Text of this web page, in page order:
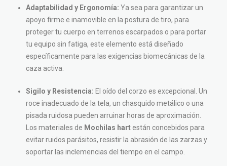
Adaptabilidad y Ergonomía: Ya sea para garantizar un
apoyo firme e inamovible en la postura de tiro, para
proteger tu cuerpo en terrenos escarpados o para portar
tu equipo sin fatiga, este elemento está diseñado
específicamente para las exigencias biomecánicas de la
caza activa.
Sigilo y Resistencia: El oído del corzo es excepcional. Un
roce inadecuado de la tela, un chasquido metálico o una
pisada ruidosa pueden arruinar horas de aproximación.
Los materiales de Mochilas hart están concebidos para
evitar ruidos parásitos, resistir la abrasión de las zarzas y
soportar las inclemencias del tiempo en el campo.